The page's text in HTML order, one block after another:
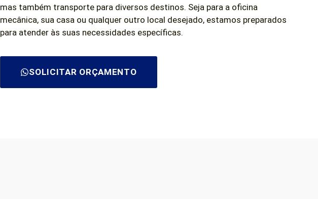
mas também transporte para diversos destinos. Seja para a oficina
mecânica, sua casa ou qualquer outro local desejado, estamos preparados
para atender às suas necessidades específicas.
SOLICITAR ORÇAMENTO